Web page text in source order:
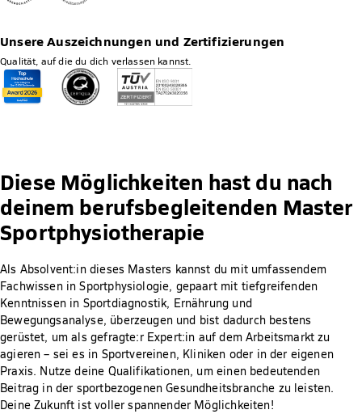
Unsere Auszeichnungen und Zertifizierungen
Qualität, auf die du dich verlassen kannst.
Diese Möglichkeiten hast du nach
deinem berufsbegleitenden Master
Sportphysiotherapie
Als Absolvent:in dieses Masters kannst du mit umfassendem
Fachwissen in Sportphysiologie, gepaart mit tiefgreifenden
Kenntnissen in Sportdiagnostik, Ernährung und
Bewegungsanalyse, überzeugen und bist dadurch bestens
gerüstet, um als gefragte:r Expert:in auf dem Arbeitsmarkt zu
agieren – sei es in Sportvereinen, Kliniken oder in der eigenen
Praxis. Nutze deine Qualifikationen, um einen bedeutenden
Beitrag in der sportbezogenen Gesundheitsbranche zu leisten.
Deine Zukunft ist voller spannender Möglichkeiten!